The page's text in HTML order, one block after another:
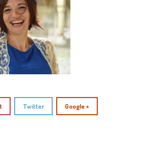
Twitter Google +